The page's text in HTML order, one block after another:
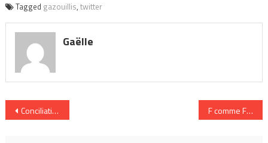
Tagged gazouillis, twitter
Gaëlle
Navigation
Conciliation vie privée / vie pro : Oum témoigne F comme Fatigue